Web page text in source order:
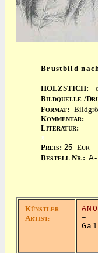
Brustbild
HOLZSTICH:
BILDQUELLE /D
FORMAT:
KOMMENTAR:
LITERATUR:
x
PREIS: 25 EUR
BESTELL-NR.:
KÜNSTLER
ARTIST:
–